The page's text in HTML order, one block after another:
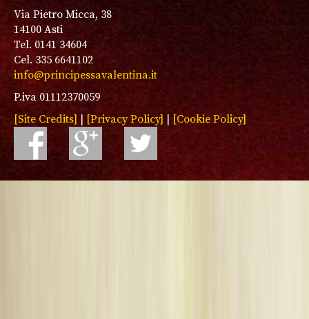
Via Pietro Micca, 38
14100 Asti
Tel. 0141 34604
Cel. 335 6641102
info@principessavalentina.it
P.iva 01112370059
[Site Credits] | [Privacy Policy] | [Cookie Policy]